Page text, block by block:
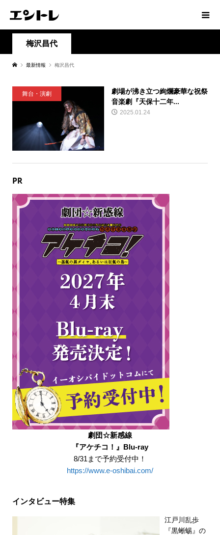
梅沢昌代
最新情報 梅沢昌代
舞台・演劇
劇場が沸き立つ絢爛豪華な祝祭
音楽劇『天保十二年...
2025.01.24
PR
劇団☆新感線
『アケチコ！』Blu-ray
8/31まで予約受付中！
https://www.e-oshibai.com/
インタビュー特集
江戸川乱歩
『黒蜥蜴』の